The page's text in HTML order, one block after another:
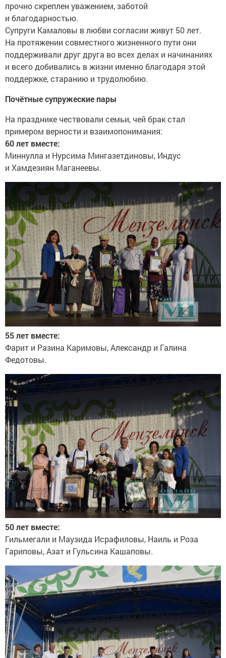
прочно скреплен уважением, заботой
и благодарностью.
Супруги Камаловы в любви согласии живут 50 лет.
На протяжении совместного жизненного пути они
поддерживали друг друга во всех делах и начинаниях
и всего добивались в жизни именно благодаря этой
поддержке, старанию и трудолюбию.
Почётные супружеские пары
На празднике чествовали семьи, чей брак стал
примером верности и взаимопонимания:
60 лет вместе:
Миннулла и Нурсима Мингазетдиновы, Индус
и Хамдезиян Маганеевы.
55 лет вместе:
Фарит и Разина Каримовы, Александр и Галина
Федотовы.
50 лет вместе:
Гильмегали и Маузида Исрафиловы, Наиль и Роза
Гариповы, Азат и Гульсина Кашаповы.